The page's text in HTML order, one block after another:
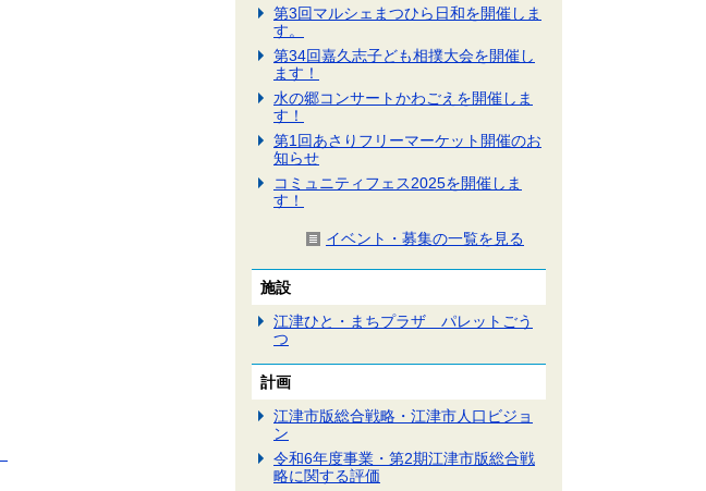
第3回マルシェまつひら日和を開催しま
す。
第34回嘉久志子ども相撲大会を開催し
ます！
水の郷コンサートかわごえを開催しま
す！
第1回あさりフリーマーケット開催のお
知らせ
コミュニティフェス2025を開催しま
す！
イベント・募集の一覧を見る
施設
江津ひと・まちプラザ パレットごう
つ
計画
江津市版総合戦略・江津市人口ビジョ
ン
令和6年度事業・第2期江津市版総合戦
略に関する評価